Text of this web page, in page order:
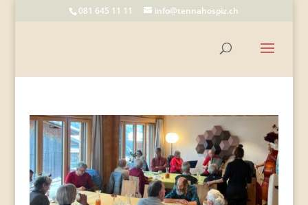
081 645 11 11 info@tennahospiz.ch